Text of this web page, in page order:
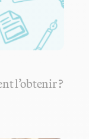
l’obtenir ?